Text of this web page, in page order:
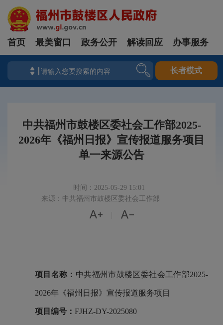
首页 最美窗口 政务公开 解读回应 办事服务
长者模式
中共福州市鼓楼区委社会工作部2025-
2026年《福州日报》宣传报道服务项目
单一来源公告
时间：2025-05-29 15:01
来源：中共福州市鼓楼区委社会工作部
 
项目名称： 中共福州市鼓楼区委社会工作部2025-
2026年《福州日报》宣传报道服务项目
项目编号： FJHZ-DY-2025080